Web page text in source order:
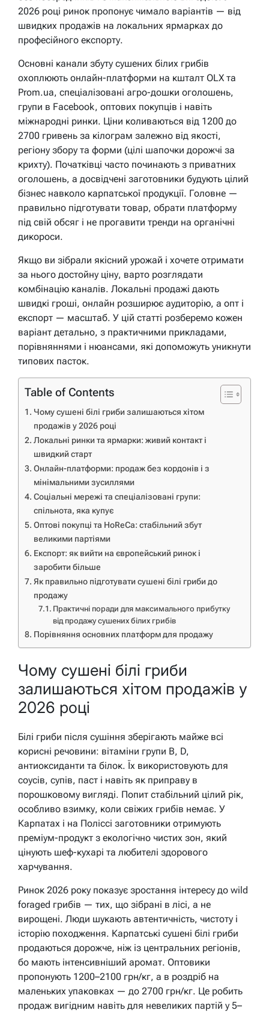
2026 році ринок пропонує чимало варіантів — від
швидких продажів на локальних ярмарках до
професійного експорту.
Основні канали збуту сушених білих грибів
охоплюють онлайн-платформи на кшталт OLX та
Prom.ua, спеціалізовані агро-дошки оголошень,
групи в Facebook, оптових покупців і навіть
міжнародні ринки. Ціни коливаються від 1200 до
2700 гривень за кілограм залежно від якості,
регіону збору та форми (цілі шапочки дорожчі за
крихту). Початківці часто починають з приватних
оголошень, а досвідчені заготовники будують цілий
бізнес навколо карпатської продукції. Головне —
правильно підготувати товар, обрати платформу
під свій обсяг і не прогавити тренди на органічні
дикороси.
Якщо ви зібрали якісний урожай і хочете отримати
за нього достойну ціну, варто розглядати
комбінацію каналів. Локальні продажі дають
швидкі гроші, онлайн розширює аудиторію, а опт і
експорт — масштаб. У цій статті розберемо кожен
варіант детально, з практичними прикладами,
порівняннями і нюансами, які допоможуть уникнути
типових пасток.
Table of Contents
Чому сушені білі гриби залишаються хітом
продажів у 2026 році
Локальні ринки та ярмарки: живий контакт і
швидкий старт
Онлайн-платформи: продаж без кордонів і з
мінімальними зусиллями
Соціальні мережі та спеціалізовані групи:
спільнота, яка купує
Оптові покупці та HoReCa: стабільний збут
великими партіями
Експорт: як вийти на європейський ринок і
заробити більше
Як правильно підготувати сушені білі гриби до
продажу
Практичні поради для максимального прибутку
від продажу сушених білих грибів
Порівняння основних платформ для продажу
Чому сушені білі гриби
залишаються хітом продажів у
2026 році
Білі гриби після сушіння зберігають майже всі
корисні речовини: вітаміни групи B, D,
антиоксиданти та білок. Їх використовують для
соусів, супів, паст і навіть як приправу в
порошковому вигляді. Попит стабільний цілий рік,
особливо взимку, коли свіжих грибів немає. У
Карпатах і на Поліссі заготовники отримують
преміум-продукт з екологічно чистих зон, який
цінують шеф-кухарі та любителі здорового
харчування.
Ринок 2026 року показує зростання інтересу до wild
foraged грибів — тих, що зібрані в лісі, а не
вирощені. Люди шукають автентичність, чистоту і
історію походження. Карпатські сушені білі гриби
продаються дорожче, ніж із центральних регіонів,
бо мають інтенсивніший аромат. Оптовики
пропонують 1200–2100 грн/кг, а в роздріб на
маленьких упаковках — до 2700 грн/кг. Це робить
продаж вигідним навіть для невеликих партій у 5–